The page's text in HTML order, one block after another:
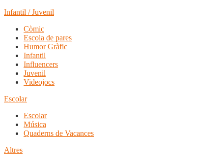
Infantil / Juvenil
Còmic
Escola de pares
Humor Gràfic
Infantil
Influencers
Juvenil
Videojocs
Escolar
Escolar
Música
Quaderns de Vacances
Altres